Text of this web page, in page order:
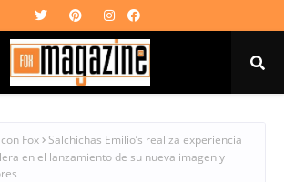
Fox
Salchichas Emilio’s realiza experiencia
en el lanzamiento de su nueva imagen y